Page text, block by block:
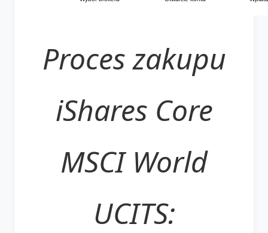
Proces zakupu
iShares Core
MSCI World
UCITS: